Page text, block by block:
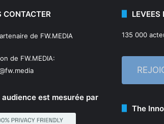
CONTACTER
de FW.MEDIA
de FW.MEDIA:
est mesurée par
LEVEES
135 000
The